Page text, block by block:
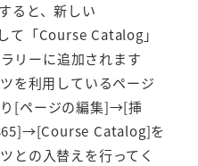
ると、新しい
て「Course Catalog」
リーに追加されます
を利用しているページ
[ページの編集]→[挿
Catalog]を
との入替えを行ってく